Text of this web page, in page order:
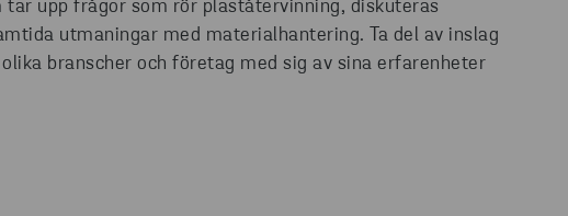
upp frågor som rör plaståtervinning, diskuteras
utmaningar med materialhantering. Ta del av inslag
branscher och företag med sig av sina erfarenheter